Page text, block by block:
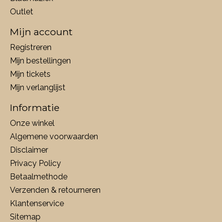
Outlet
Mijn account
Registreren
Mijn bestellingen
Mijn tickets
Mijn verlanglijst
Informatie
Onze winkel
Algemene voorwaarden
Disclaimer
Privacy Policy
Betaalmethode
Verzenden & retourneren
Klantenservice
Sitemap